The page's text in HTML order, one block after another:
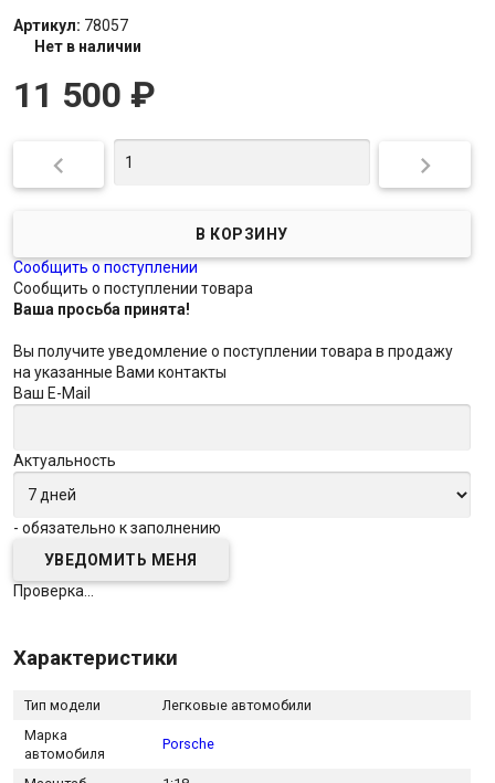
Артикул: 78057
Нет в наличии
11 500 ₽
 
Сообщить о поступлении
Сообщить о поступлении товара
Ваша просьба принята!
Вы получите уведомление о поступлении товара в продажу
на указанные Вами контакты
Ваш E-Mail
Актуальность
- обязательно к заполнению
Проверка...
Характеристики
Тип модели
Легковые автомобили
Марка
автомобиля
Porsche